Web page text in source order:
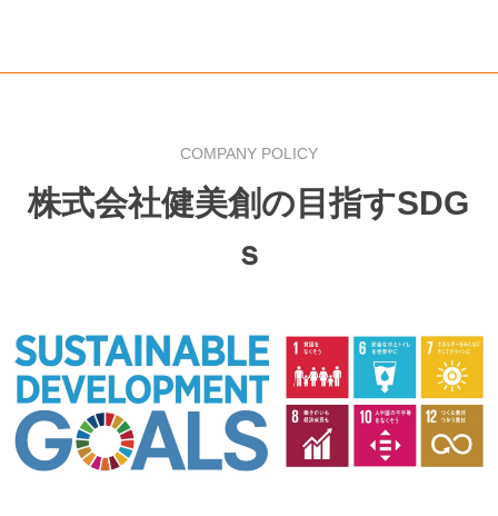
COMPANY POLICY
株式会社健美創の目指すSDG
ｓ